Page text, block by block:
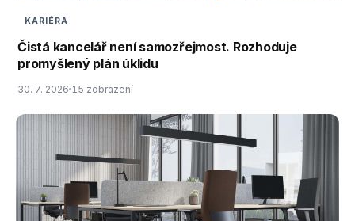
KARIÉRA
Čistá kancelář není samozřejmost. Rozhoduje
promyšlený plán úklidu
30. 7. 2026 15 zobrazení